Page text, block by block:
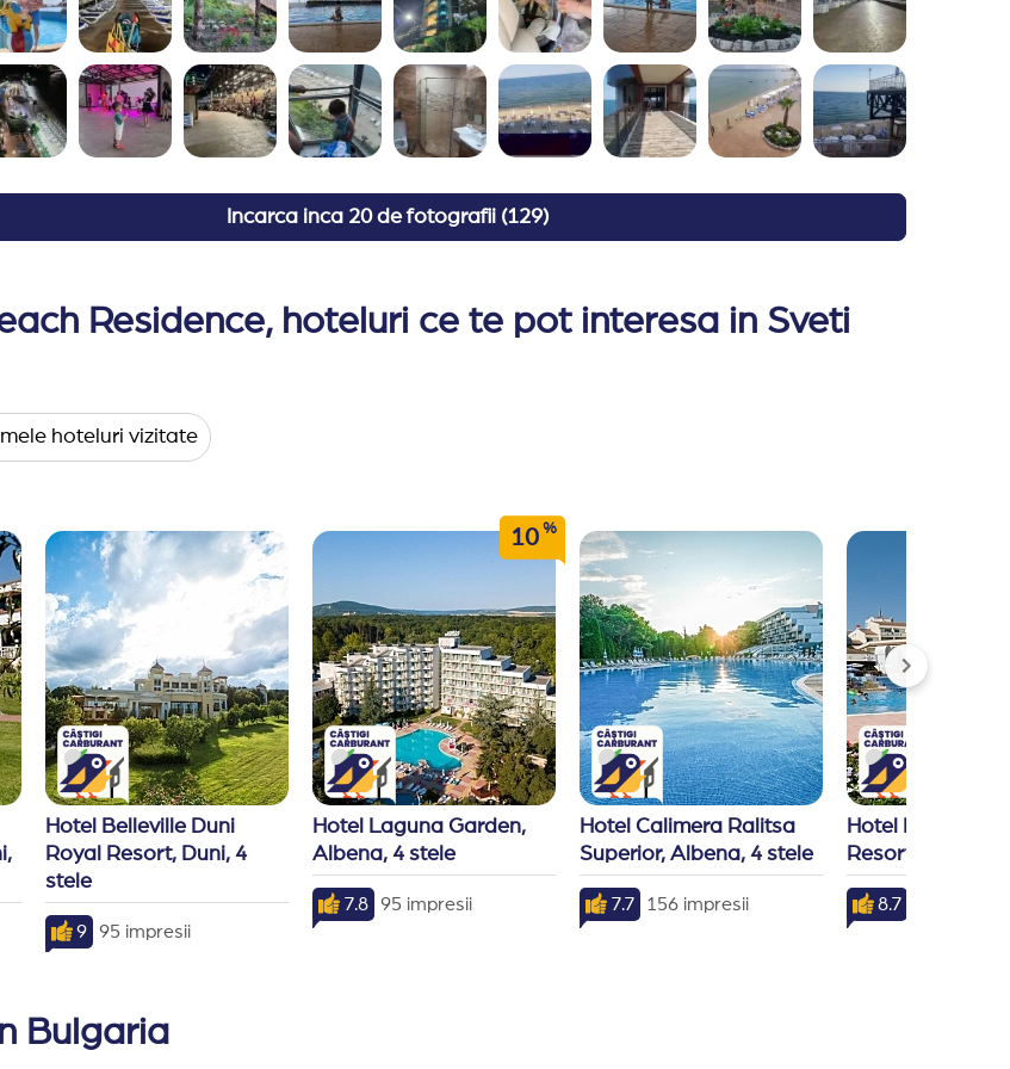
Incarca inca 20 de fotografii (129)
Residence, hoteluri ce te pot interesa in Sveti
hoteluri vizitate
Hotel Belleville Duni
Royal Resort, Duni, 4
stele
9 95 impresii
10 %
Hotel Laguna Garden,
Albena, 4 stele
7.8 95 impresii
Hotel Calimera Ralitsa
Superior, Albena, 4 stele
7.7 156 impresii
Hotel Pelican
Resort, Duni, 4
8.7
Bulgaria